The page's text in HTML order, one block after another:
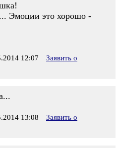
Эмоции это хорошо -
12:07
Заявить о
13:08
Заявить о